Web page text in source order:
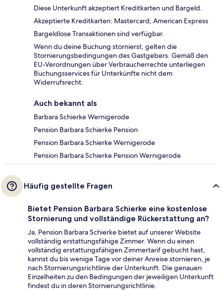
Diese Unterkunft akzeptiert Kreditkarten und Bargeld.
Akzeptierte Kreditkarten: Mastercard, American Express
Bargeldlose Transaktionen sind verfügbar.
Wenn du deine Buchung stornierst, gelten die
Stornierungsbedingungen des Gastgebers. Gemäß den
EU-Verordnungen über Verbraucherrechte unterliegen
Buchungsservices für Unterkünfte nicht dem
Widerrufsrecht.
Auch bekannt als
Barbara Schierke Wernigerode
Pension Barbara Schierke Pension
Pension Barbara Schierke Wernigerode
Pension Barbara Schierke Pension Wernigerode
Häufig gestellte Fragen
Bietet Pension Barbara Schierke eine kostenlose
Stornierung und vollständige Rückerstattung an?
Ja, Pension Barbara Schierke bietet auf unserer Website
vollständig erstattungsfähige Zimmer. Wenn du einen
vollständig erstattungsfähigen Zimmertarif gebucht hast,
kannst du bis wenige Tage vor deiner Anreise stornieren, je
nach Stornierungsrichtlinie der Unterkunft. Die genauen
Einzelheiten zu den Bedingungen der jeweiligen Unterkunft
findest du in deren Stornierungsrichtlinie.